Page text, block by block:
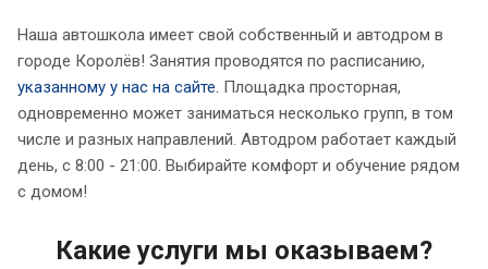
Наша автошкола имеет свой собственный и автодром в
городе Королёв! Занятия проводятся по расписанию,
указанному у нас на сайте. Площадка просторная,
одновременно может заниматься несколько групп, в том
числе и разных направлений. Автодром работает каждый
день, с 8:00 - 21:00. Выбирайте комфорт и обучение рядом
с домом!
Какие услуги мы оказываем?